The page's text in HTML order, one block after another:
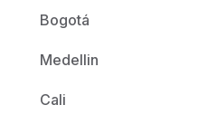
Bogotá
Medellin
Cali